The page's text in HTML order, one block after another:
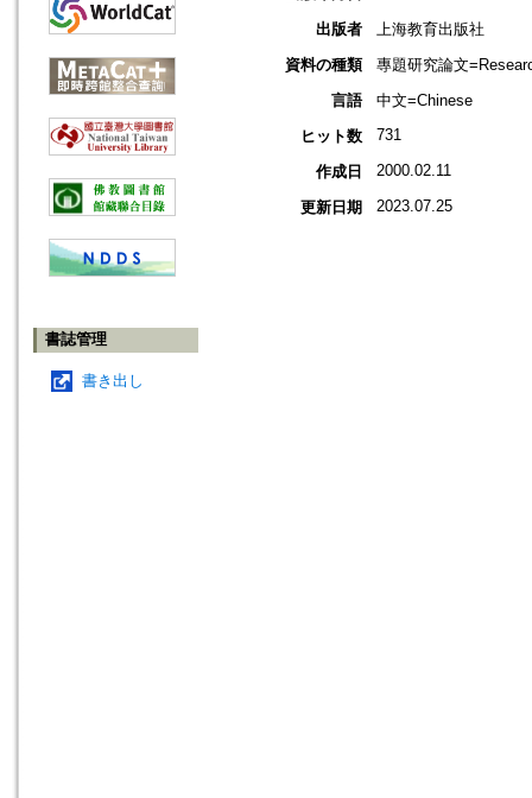
書誌管理
書き出し
出版者
上海教育出版社
資料の種類
專題研究論文
言語
中文=Chinese
ヒット数
731
作成日 2000.02.11
更新日期 2023.07.25